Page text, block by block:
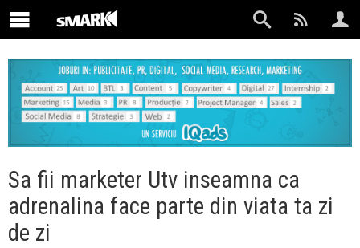
Sa fii marketer Utv inseamna ca
adrenalina face parte din viata ta zi
de zi